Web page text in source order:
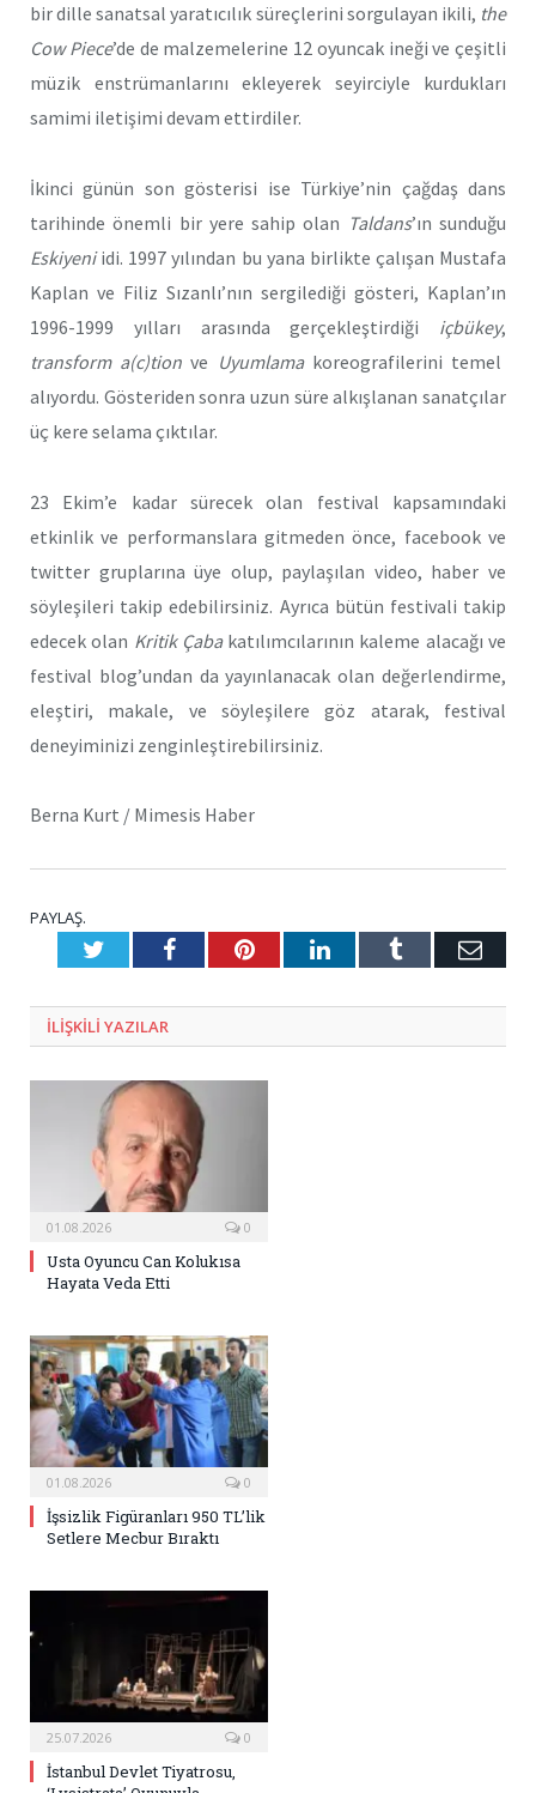
bir dille sanatsal yaratıcılık süreçlerini sorgulayan ikili, the
Cow Piece’de de malzemelerine 12 oyuncak ineği ve çeşitli
müzik enstrümanlarını ekleyerek seyirciyle kurdukları
samimi iletişimi devam ettirdiler.
İkinci günün son gösterisi ise Türkiye’nin çağdaş dans
tarihinde önemli bir yere sahip olan Taldans’ın sunduğu
Eskiyeniidi. 1997 yılından bu yana birlikte çalışan Mustafa
Kaplan ve Filiz Sızanlı’nın sergilediği gösteri, Kaplan’ın
1996-1999 yılları arasında gerçekleştirdiği içbükey,
transform a(c)tion ve Uyumlamakoreografilerini temel
alıyordu. Gösteriden sonra uzun süre alkışlanan sanatçılar
üç kere selama çıktılar.
23 Ekim’e kadar sürecek olan festival kapsamındaki
etkinlik ve performanslara gitmeden önce, facebook ve
twitter gruplarına üye olup, paylaşılan video, haber ve
söyleşileri takip edebilirsiniz. Ayrıca bütün festivali takip
edecek olan Kritik Çabakatılımcılarının kaleme alacağı ve
festival blog’undan da yayınlanacak olan değerlendirme,
eleştiri, makale, ve söyleşilere göz atarak, festival
deneyiminizi zenginleştirebilirsiniz.
Berna Kurt / Mimesis Haber
PAYLAŞ.
TwitterFacebookPinterestLinkedInTumblr E-
ILIŞKILI YAZILAR
01.08.2026 0
Usta Oyuncu Can Kolukısa
Hayata Veda Etti
01.08.2026 0
İşsizlik Figüranları 950 TL’lik
Setlere Mecbur Bıraktı
25.07.2026 0
İstanbul Devlet Tiyatrosu,